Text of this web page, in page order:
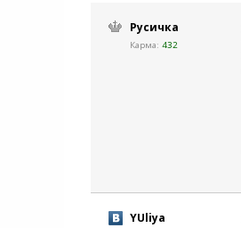
Русичка
Карма: 432
YUliya